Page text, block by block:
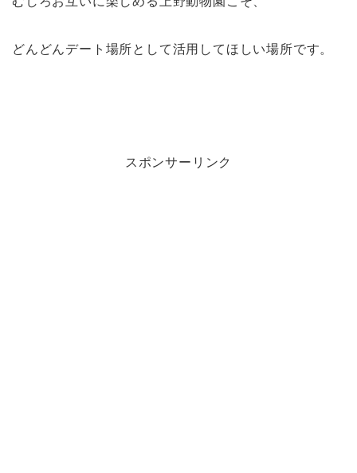
どんどんデート場所として活用してほしい場所です。
スポンサーリンク